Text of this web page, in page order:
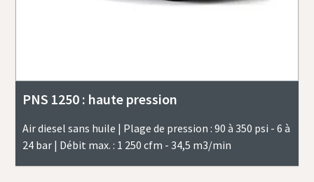
PNS 1250 : haute pression
Air diesel sans huile | Plage de pression : 90 à 350 psi - 6 à
24 bar | Débit max. : 1 250 cfm - 34,5 m3/min